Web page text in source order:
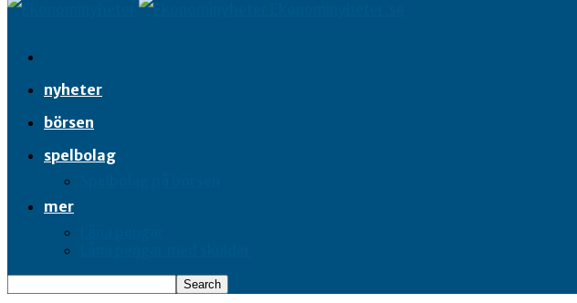
nyheter
börsen
spelbolag
mer